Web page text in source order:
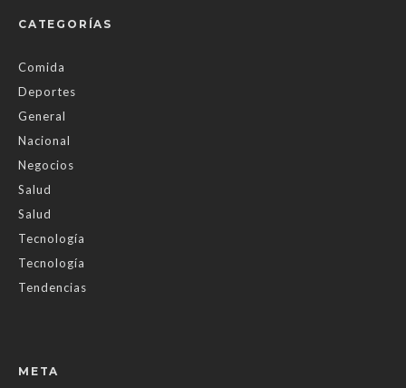
CATEGORÍAS
Comida
Deportes
General
Nacional
Negocios
Salud
Salud
Tecnología
Tecnología
Tendencias
META